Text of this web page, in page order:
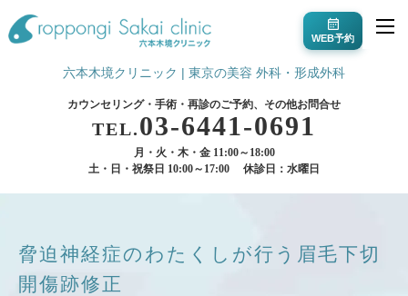
WEB予約
六本木境クリニック | 東京の美容 外科・形成外科
カウンセリング・手術・再診のご予約、その他お問合せ
TEL.03-6441-0691
月・火・木・金 11:00～18:00
土・日・祝祭日 10:00～17:00
休診日：水曜日
脅迫神経症のわたくしが行う眉毛下切
開傷跡修正